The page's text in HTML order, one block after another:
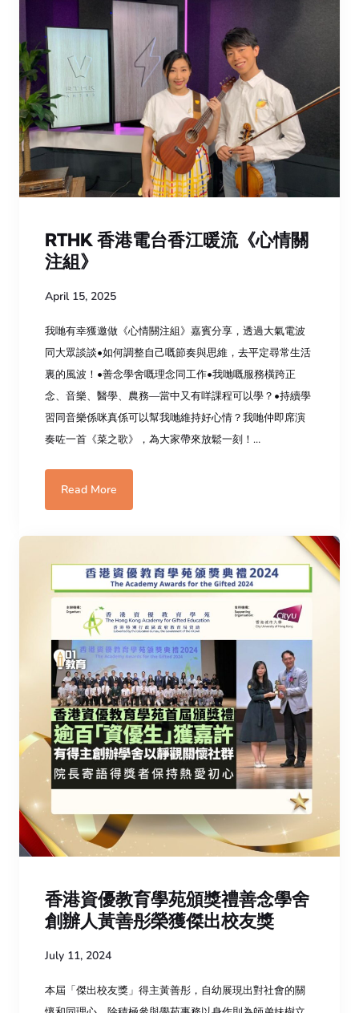
RTHK 香港電台香江暖流《心情關
注組》
April 15, 2025
我哋有幸獲邀做《心情關注組》嘉賓分享，透過大氣電波
同大眾談談•如何調整自己嘅節奏與思維，去平定尋常生活
裏的風波！•善念學舍嘅理念同工作•我哋嘅服務橫跨正
念、音樂、醫學、農務—當中又有咩課程可以學？•持續學
習同音樂係咪真係可以幫我哋維持好心情？我哋仲即席演
奏咗一首《菜之歌》，為大家帶來放鬆一刻！…
Read More
香港資優教育學苑頒獎禮善念學舍
創辦人黃善彤榮獲傑出校友獎
July 11, 2024
本屆「傑出校友獎」得主黃善彤，自幼展現出對社會的關